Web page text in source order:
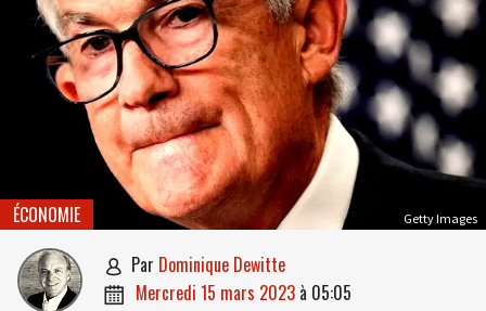
Getty Images
ÉCONOMIE
 par Dominique Dewitte
 mercredi 15 mars 2023 à 05:05